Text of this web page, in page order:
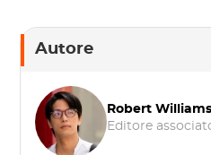
Autore
Robert Williams
Editore